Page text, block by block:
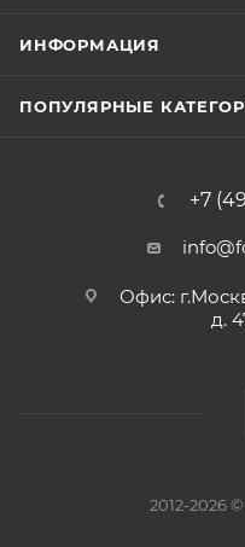
ИНФОРМАЦИЯ
ПОПУЛЯРНЫЕ
+7
Офис:
д.
2012-2026